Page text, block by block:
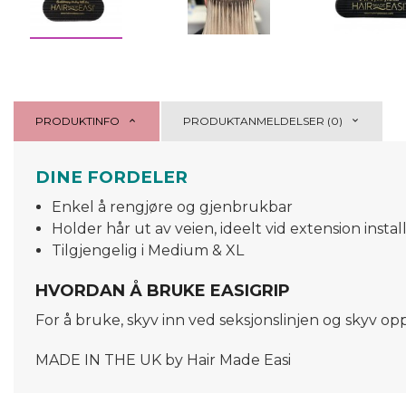
PRODUKTINFO PRODUKTANMELDELSER (0)
DINE FORDELER
Enkel å rengjøre og gjenbrukbar
Holder hår ut av veien, ideelt vid extension
Tilgjengelig i Medium & XL
HVORDAN Å BRUKE EASIGRIP
For å bruke, skyv inn ved seksjonslinjen og skyv
MADE IN THE UK by Hair Made Easi